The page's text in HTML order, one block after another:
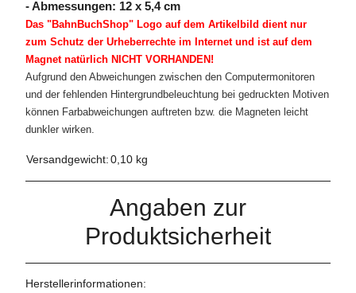
- Abmessungen: 12 x 5,4 cm
Das "BahnBuchShop" Logo auf dem Artikelbild dient nur
zum Schutz der Urheberrechte im Internet und ist auf dem
Magnet natürlich NICHT VORHANDEN!
Aufgrund den Abweichungen zwischen den Computermonitoren
und der fehlenden Hintergrundbeleuchtung bei gedruckten Motiven
können Farbabweichungen auftreten bzw. die Magneten leicht
dunkler wirken.
Versandgewicht:0,10 kg
Angaben zur
Produktsicherheit
Herstellerinformationen: